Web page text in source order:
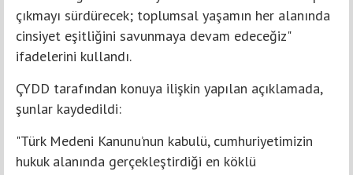
çıkmayı sürdürecek; toplumsal yaşamın her alanında
cinsiyet eşitliğini savunmaya devam edeceğiz"
ifadelerini kullandı.
ÇYDD tarafından konuya ilişkin yapılan açıklamada,
şunlar kaydedildi:
"Türk Medeni Kanunu’nun kabulü, cumhuriyetimizin
hukuk alanında gerçekleştirdiği en köklü